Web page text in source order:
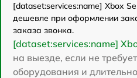
[dataset:services:name] Xbox
дешевле при оформлении
заказа звонка.
[dataset:services:name]
на выезде, если не
оборудования и